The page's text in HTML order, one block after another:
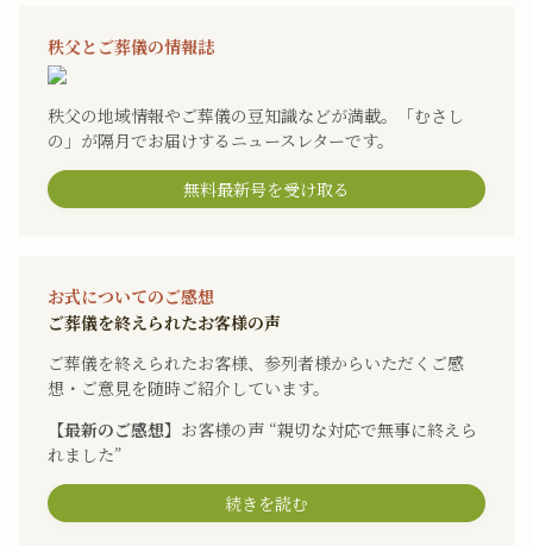
秩父とご葬儀の情報誌
秩父の地域情報やご葬儀の豆知識などが満載。「むさし
の」が隔月でお届けするニュースレターです。
無料最新号を受け取る
お式についてのご感想
ご葬儀を終えられたお客様の声
ご葬儀を終えられたお客様、参列者様からいただくご感
想・ご意見を随時ご紹介しています。
【最新のご感想】 お客様の声 “親切な対応で無事に終えら
れました”
続きを読む